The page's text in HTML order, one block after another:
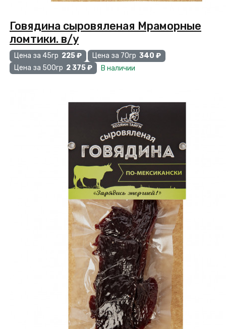
Говядина сыровяленая Мраморные
ломтики. в/у
Цена за 45гр 225 ₽ Цена за 70гр340 ₽
Цена за 500гр 2 375 ₽ В наличии